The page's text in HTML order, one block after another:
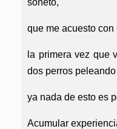
soneto,
que me acuesto con
la primera vez que
dos perros
ya nada de esto es
Acumular